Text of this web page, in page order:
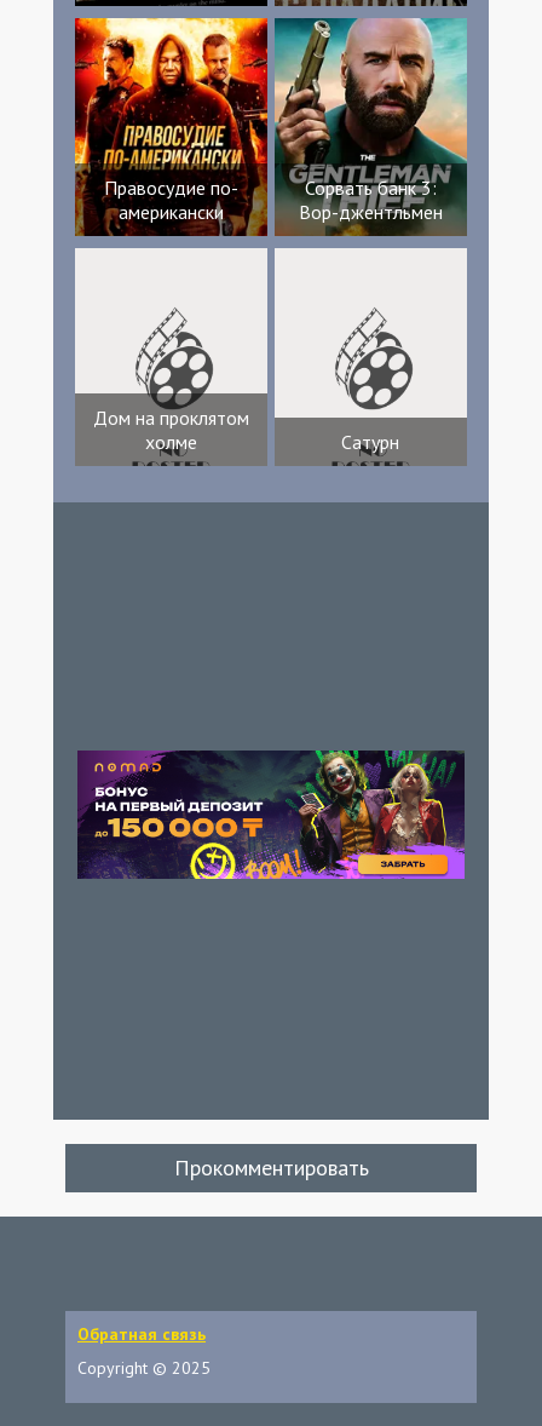
Правосудие по-
американски
Сорвать банк 3:
Вор-джентльмен
Дом на проклятом
холме
Сатурн
Прокомментировать
Обратная связь
Copyright © 2025